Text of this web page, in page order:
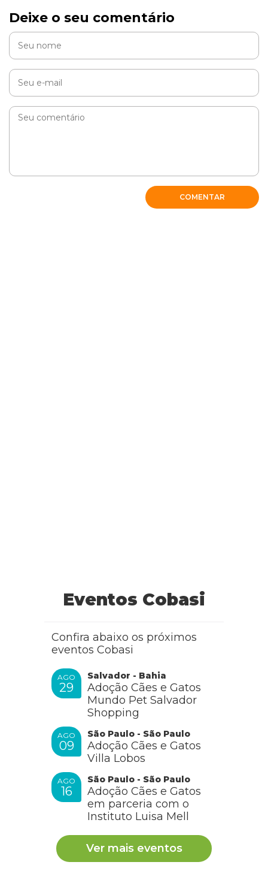
Deixe o seu comentário
COMENTAR
Eventos Cobasi
Confira abaixo os próximos
eventos Cobasi
AGO
29
Salvador - Bahia
Adoção Cães e Gatos
Mundo Pet Salvador
Shopping
AGO
09
São Paulo - São Paulo
Adoção Cães e Gatos
Villa Lobos
AGO
16
São Paulo - São Paulo
Adoção Cães e Gatos
em parceria com o
Instituto Luisa Mell
Ver mais eventos